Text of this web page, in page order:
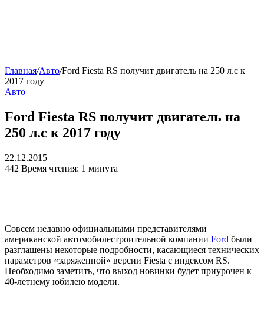
Главная/Авто/Ford Fiesta RS получит двигатель на 250 л.с к
2017 году
Авто
Ford Fiesta RS получит двигатель на
250 л.с к 2017 году
22.12.2015
442 Время чтения: 1 минута
Совсем недавно официальными представителями
американской автомобилестроительной компании Ford были
разглашены некоторые подробности, касающиеся технических
параметров «заряженной» версии Fiesta с индексом RS.
Необходимо заметить, что выход новинки будет приурочен к
40-летнему юбилею модели.